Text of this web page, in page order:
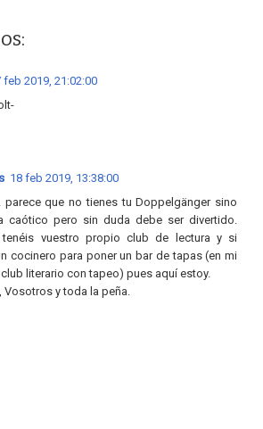
feb 2019, 21:02:00
18 feb 2019, 13:38:00
parece que no tienes tu Doppelgänger sino
caótico pero sin duda debe ser divertido.
tenéis vuestro propio club de lectura y si
cocinero para poner un bar de tapas (en mi
literario con tapeo) pues aquí estoy.
Vosotros y toda la peña.